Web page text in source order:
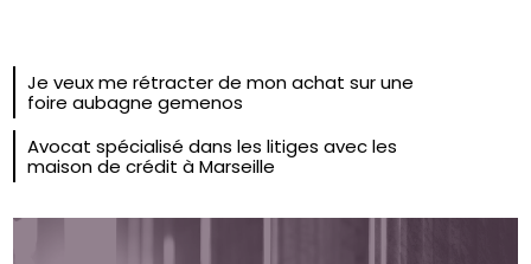
Je veux me rétracter de mon achat sur une
foire aubagne gemenos
Avocat spécialisé dans les litiges avec les
maison de crédit à Marseille